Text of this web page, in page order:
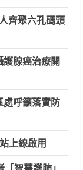
齊聚六孔碼頭
護腺癌治療開
處呼籲落實防
上線啟用